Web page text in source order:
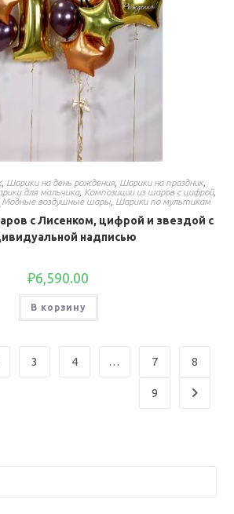
, Шарики на день рождения, Шарики на праздник,
для мальчика, Композиции из шаров с цифрой,
Модные воздушные шары, Шарики по мультикам
с Лисенком, цифрой и звездой с
надписью
₽6,590.00
В корзину
3 4 … 7 8
9